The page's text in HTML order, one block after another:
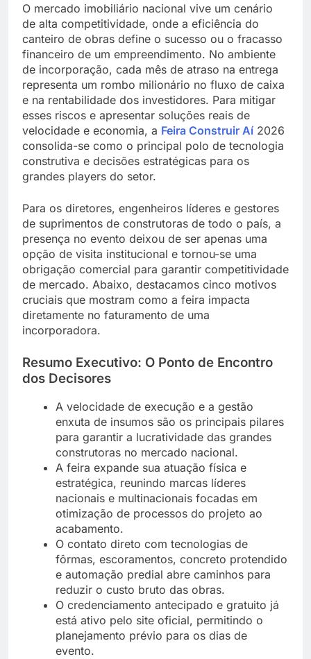
O mercado imobiliário nacional vive um cenário
de alta competitividade, onde a eficiência do
canteiro de obras define o sucesso ou o fracasso
financeiro de um empreendimento. No ambiente
de incorporação, cada mês de atraso na entrega
representa um rombo milionário no fluxo de caixa
e na rentabilidade dos investidores. Para mitigar
esses riscos e apresentar soluções reais de
velocidade e economia, a Feira Construir Aí 2026
consolida-se como o principal polo de tecnologia
construtiva e decisões estratégicas para os
grandes players do setor.
Para os diretores, engenheiros líderes e gestores
de suprimentos de construtoras de todo o país, a
presença no evento deixou de ser apenas uma
opção de visita institucional e tornou-se uma
obrigação comercial para garantir competitividade
de mercado. Abaixo, destacamos cinco motivos
cruciais que mostram como a feira impacta
diretamente no faturamento de uma
incorporadora.
Resumo Executivo: O Ponto de Encontro
dos Decisores
A velocidade de execução e a gestão
enxuta de insumos são os principais pilares
para garantir a lucratividade das grandes
construtoras no mercado nacional.
A feira expande sua atuação física e
estratégica, reunindo marcas líderes
nacionais e multinacionais focadas em
otimização de processos do projeto ao
acabamento.
O contato direto com tecnologias de
fôrmas, escoramentos, concreto protendido
e automação predial abre caminhos para
reduzir o custo bruto das obras.
O credenciamento antecipado e gratuito já
está ativo pelo site oficial, permitindo o
planejamento prévio para os dias de
evento.